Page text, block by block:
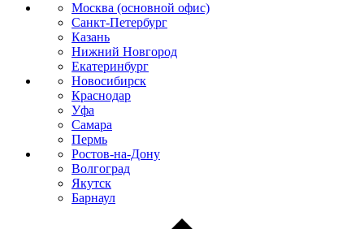
Москва (основной офис)
Санкт-Петербург
Казань
Нижний Новгород
Екатеринбург
Новосибирск
Краснодар
Уфа
Самара
Пермь
Ростов-на-Дону
Волгоград
Якутск
Барнаул